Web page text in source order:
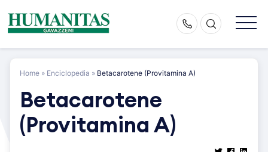
content
Home » Enciclopedia » Betacarotene (Provitamina A)
Betacarotene
(Provitamina A)